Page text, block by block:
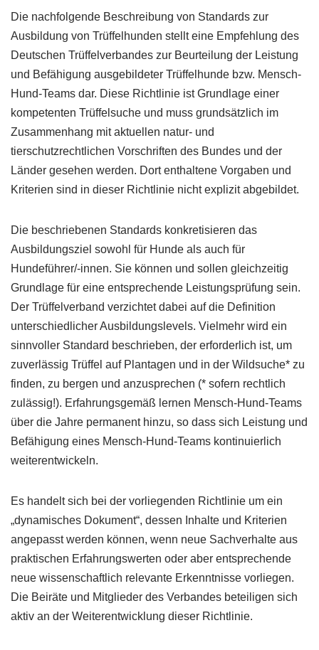
Die nachfolgende Beschreibung von Standards zur
Ausbildung von Trüffelhunden stellt eine Empfehlung des
Deutschen Trüffelverbandes zur Beurteilung der Leistung
und Befähigung ausgebildeter Trüffelhunde bzw. Mensch-
Hund-Teams dar. Diese Richtlinie ist Grundlage einer
kompetenten Trüffelsuche und muss grundsätzlich im
Zusammenhang mit aktuellen natur- und
tierschutzrechtlichen Vorschriften des Bundes und der
Länder gesehen werden. Dort enthaltene Vorgaben und
Kriterien sind in dieser Richtlinie nicht explizit abgebildet.
Die beschriebenen Standards konkretisieren das
Ausbildungsziel sowohl für Hunde als auch für
Hundeführer/-innen. Sie können und sollen gleichzeitig
Grundlage für eine entsprechende Leistungsprüfung sein.
Der Trüffelverband verzichtet dabei auf die Definition
unterschiedlicher Ausbildungslevels. Vielmehr wird ein
sinnvoller Standard beschrieben, der erforderlich ist, um
zuverlässig Trüffel auf Plantagen und in der Wildsuche* zu
finden, zu bergen und anzusprechen (* sofern rechtlich
zulässig!). Erfahrungsgemäß lernen Mensch-Hund-Teams
über die Jahre permanent hinzu, so dass sich Leistung und
Befähigung eines Mensch-Hund-Teams kontinuierlich
weiterentwickeln.
Es handelt sich bei der vorliegenden Richtlinie um ein
„dynamisches Dokument“, dessen Inhalte und Kriterien
angepasst werden können, wenn neue Sachverhalte aus
praktischen Erfahrungswerten oder aber entsprechende
neue wissenschaftlich relevante Erkenntnisse vorliegen.
Die Beiräte und Mitglieder des Verbandes beteiligen sich
aktiv an der Weiterentwicklung dieser Richtlinie.